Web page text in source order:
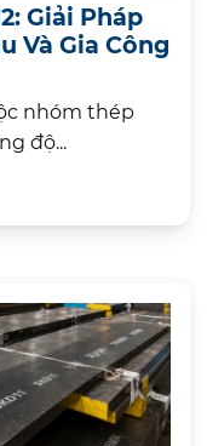
Giải Pháp
Và Gia Công
nhóm thép
độ...